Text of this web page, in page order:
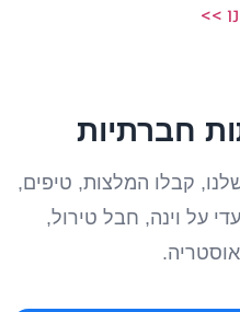
>>
חברתיות
קבלו המלצות, טיפים,
על וינה, חבל טירול,